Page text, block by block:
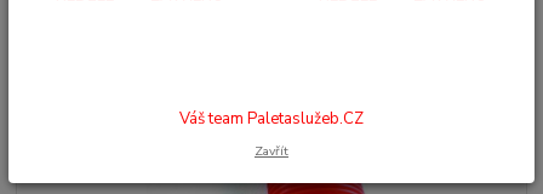
Váš team Paletaslužeb.CZ
Zavřít